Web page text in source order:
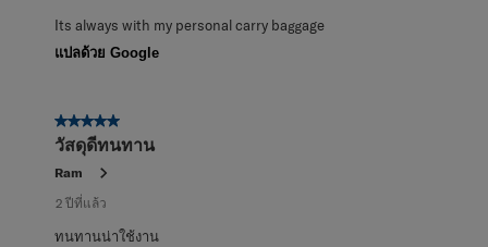
Its always with my personal carry baggage
แปลด้วย Google
5 จาก 5 ดาว
วัสดุดีทนทาน
Ram
2 ปีที่แล้ว
ทนทานน่าใช้งาน